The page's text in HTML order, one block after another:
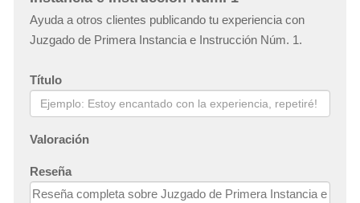
Ayuda a otros clientes publicando tu experiencia con
Juzgado de Primera Instancia e Instrucción Núm. 1.
Título
Valoración
Reseña